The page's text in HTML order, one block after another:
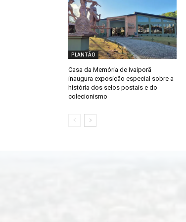
PLANTÃO
Casa da Memória de Ivaiporã
inaugura exposição especial sobre a
história dos selos postais e do
colecionismo